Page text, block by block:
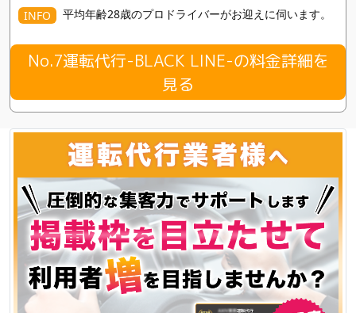
INFO 平均年齢28歳のプロドライバーがお迎えに伺います。
No.7運転代行-BLACK LINE-の料金詳細を
見る